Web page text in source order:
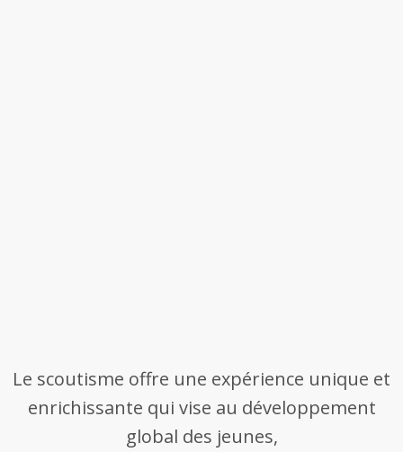
Le scoutisme offre une expérience unique et
enrichissante qui vise au développement
global des jeunes,